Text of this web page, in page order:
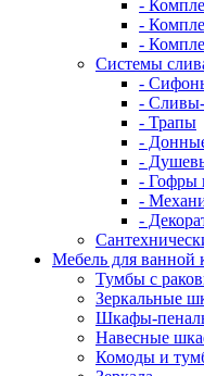
-
-
-
Системы
-
-
- Трапы
-
-
- Гофры
-
-
Мебель для ванной
Тумбы с
Зеркальные
Шкафы-
Навесные
Комоды и